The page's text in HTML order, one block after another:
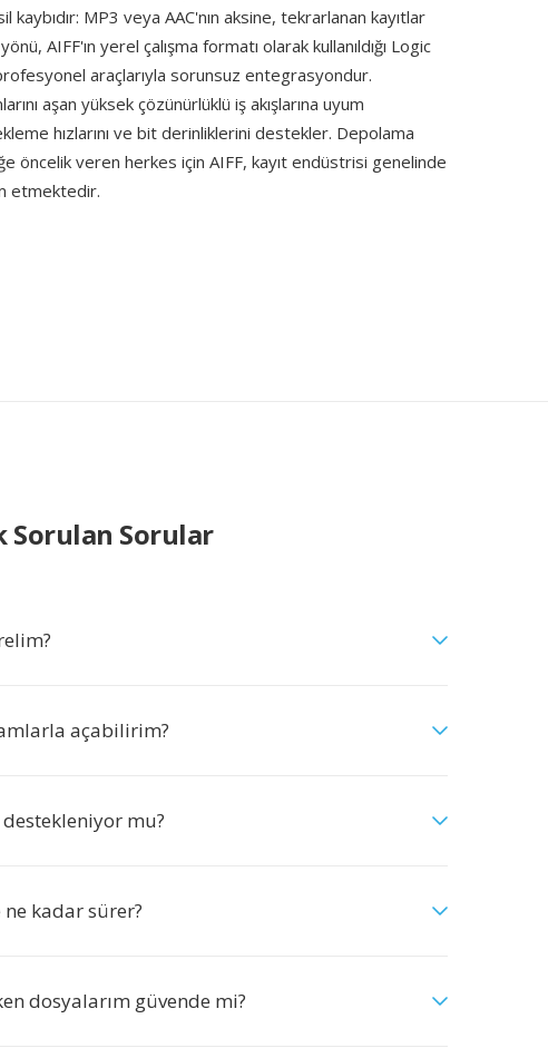
kaybıdır: MP3 veya AAC'nın aksine, tekrarlanan kayıtlar
AIFF'ın yerel çalışma formatı olarak kullanıldığı Logic
araçlarıyla sorunsuz entegrasyondur.
aşan yüksek çözünürlüklü iş akışlarına uyum
hızlarını ve bit derinliklerini destekler. Depolama
öncelik veren herkes için AIFF, kayıt endüstrisi genelinde
etmektedir.
Sorulan Sorular
açabilirim?
mu?
kadar sürer?
dosyalarım güvende mi?